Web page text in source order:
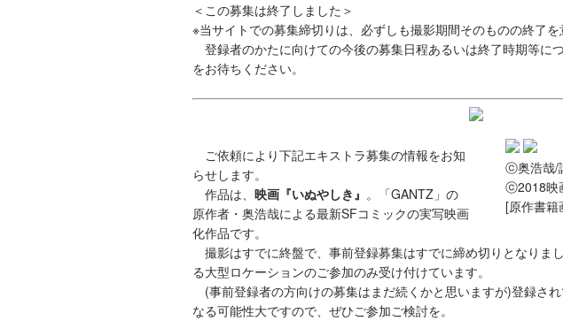
＜この募集は終了しました＞
※当サイトでの募集締切りは、必ずしも撮影期間そのものの終了を
登録者のかたに向けての今後の募集日程あるいは終了時期等に
をお待ちください。
ⓒ奥浩哉/
ⓒ2018映
[原作書
ご依頼により下記エキストラ募集の情報をお知
らせします。
作品は、 映画『いぬやしき』 。「GANTZ」の
原作者・奥浩哉による最新SFコミックの実写映画
化作品です。
撮影はすでに終盤で、事前登録募集はすでに締め切りとなりま
る大型ロケーションのご参加のみ受け付けています。
(事前登録者の方向けの募集はまだ続くかと思いますが)登録さ
なる可能性大ですので、ぜひご参加ご検討を。